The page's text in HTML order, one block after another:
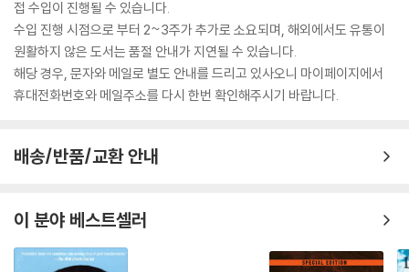
접 수입이 진행될 수 있습니다.
수입 진행 시점으로 부터 2~3주가 추가로 소요되며, 해외에서도 유통이
원활하지 않은 도서는 품절 안내가 지연될 수 있습니다.
해당 경우, 문자와 메일로 별도 안내를 드리고 있사오니 마이페이지에서
휴대전화번호와 메일주소를 다시 한번 확인해주시기 바랍니다.
배송/반품/교환 안내
이 분야 베스트셀러